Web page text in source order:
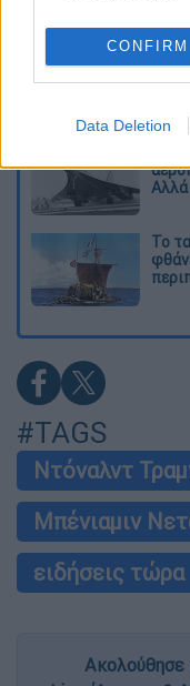
CONFIRM
Data Deletion
το
Στη
δύο
Το
#TAGS
Ντόναλντ
Μπένιαμιν
ειδήσεις τώρα
Ακολούθησε